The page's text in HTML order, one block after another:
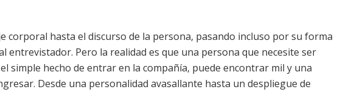
corporal hasta el discurso de la persona, pasando incluso por su forma
entrevistador. Pero la realidad es que una persona que necesite ser
simple hecho de entrar en la compañía, puede encontrar mil y una
Desde una personalidad avasallante hasta un despliegue de